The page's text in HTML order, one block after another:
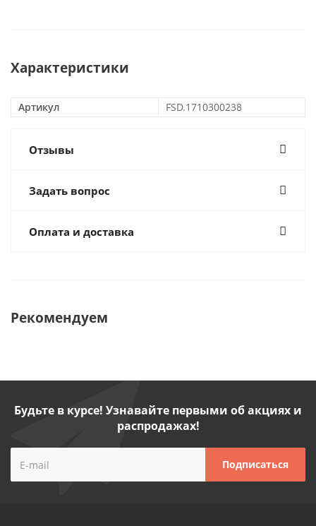
Характеристики
Артикул FSD.1710300238
Отзывы
Задать вопрос
Оплата и доставка
Рекомендуем
Будьте в курсе! Узнавайте первыми об акциях и
распродажах!